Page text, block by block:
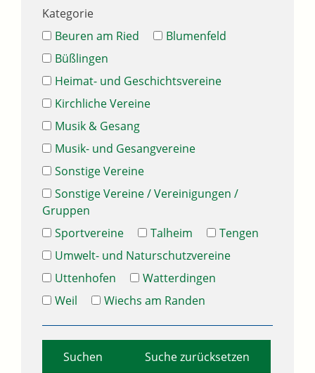
Kategorie
Beuren am Ried
Blumenfeld
Büßlingen
Heimat- und Geschichtsvereine
Kirchliche Vereine
Musik & Gesang
Musik- und Gesangvereine
Sonstige Vereine
Sonstige Vereine / Vereinigungen /
Gruppen
Sportvereine
Talheim
Tengen
Umwelt- und Naturschutzvereine
Uttenhofen
Watterdingen
Weil
Wiechs am Randen
Suche zurücksetzen